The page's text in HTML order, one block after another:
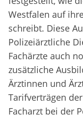
Westfalen auf
schreibt. Diese
Polizeiärztliche
Fachärzte auch
zusätzliche
Ärztinnen und
Tarifverträgen
Facharzt bei der